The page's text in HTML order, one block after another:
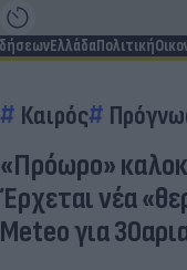
ΕλλάδαΠολιτική
Καιρός
«Πρόωρο»
Έρχεται νέα
Meteo για